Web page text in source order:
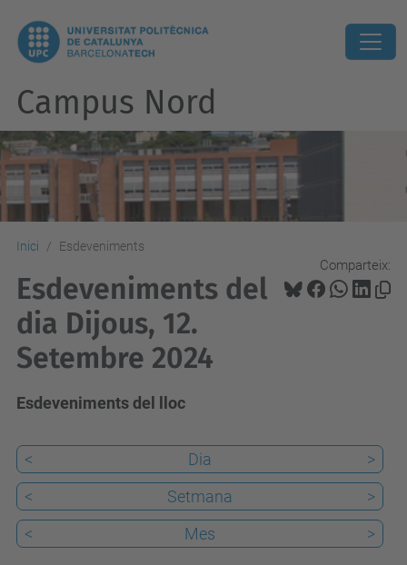
Campus Nord
Inici Esdeveniments
Comparteix:
Esdeveniments del
dia Dijous, 12.
Setembre 2024
Esdeveniments del lloc
< Dia
>
<
Setmana
>
<
Mes >